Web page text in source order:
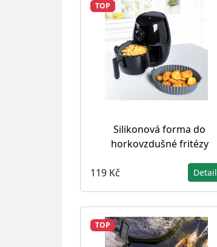
TOP
Silikonová forma do
horkovzdušné fritézy
119 Kč Detail
TOP